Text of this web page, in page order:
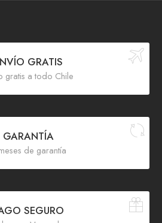
GRATIS
gratis a todo Chile
GARANTÍA
de garantía
SEGURO